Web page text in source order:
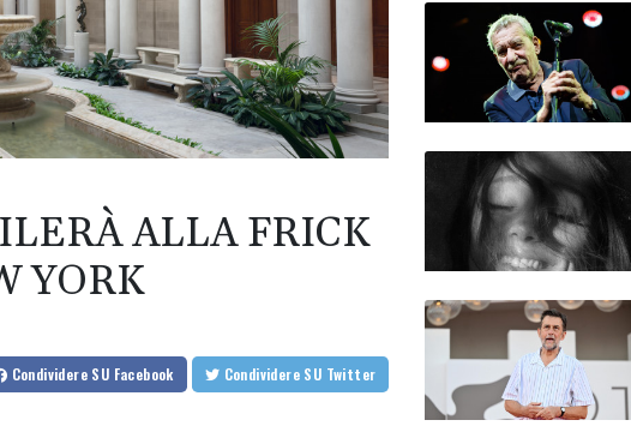
ALLA FRICK
YORK
Condividere SU Facebook Condividere SU Twitter